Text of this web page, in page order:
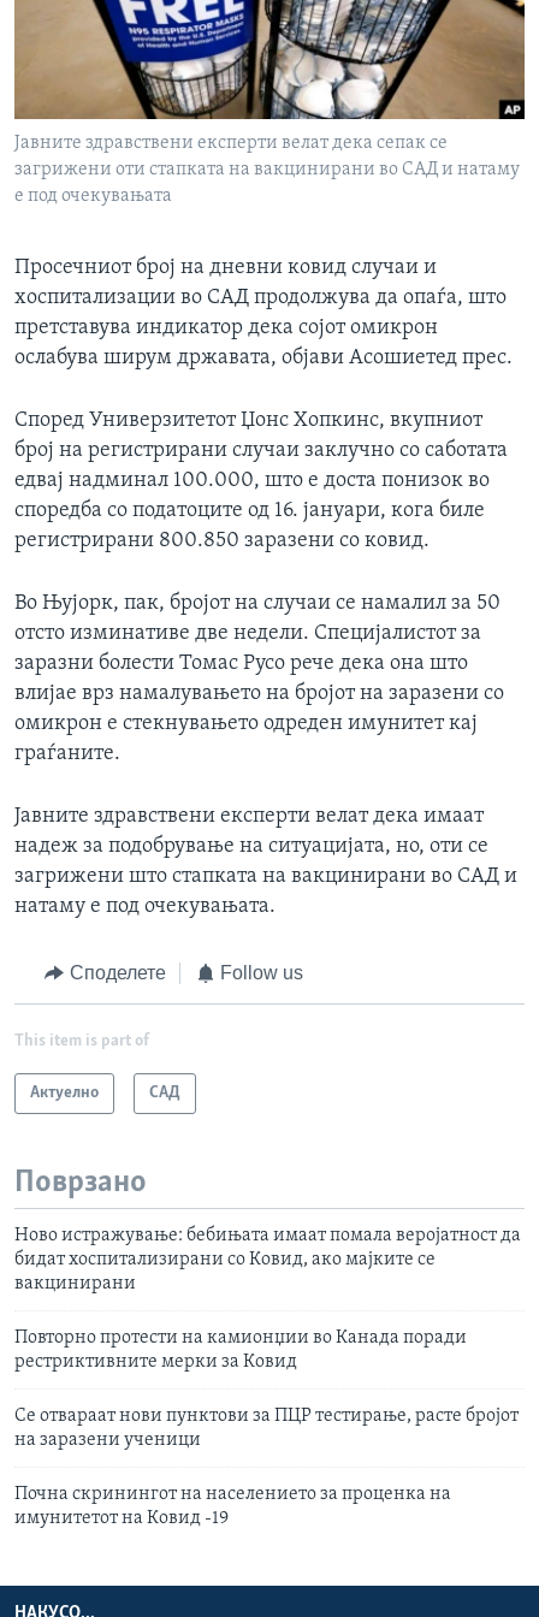
ИНТЕРВЈУА
Јавните здравствени експерти велат дека сепак се
загрижени оти стапката на вакцинирани во САД и натаму
е под очекувањата
Просечниот број на дневни ковид случаи и
хоспитализации во САД продолжува да опаѓа, што
претставува индикатор дека сојот омикрон
ослабува ширум државата, објави Асошиетед прес.
Според Универзитетот Џонс Хопкинс, вкупниот
број на регистрирани случаи заклучно со саботата
едвај надминал 100.000, што е доста понизок во
споредба со податоците од 16. јануари, кога биле
регистрирани 800.850 заразени со ковид.
Во Њујорк, пак, бројот на случаи се намалил за 50
отсто изминативе две недели. Специјалистот за
заразни болести Томас Русо рече дека она што
влијае врз намалувањето на бројот на заразени со
омикрон е стекнувањето одреден имунитет кај
граѓаните.
Јавните здравствени експерти велат дека имаат
надеж за подобрување на ситуацијата, но, оти се
загрижени што стапката на вакцинирани во САД и
натаму е под очекувањата.
Споделете Follow us
This item is part of
Актуелно САД
Поврзано
Ново истражување: бебињата имаат помала веројатност да
бидат хоспитализирани со Ковид, ако мајките се
вакцинирани
Повторно протести на камионџии во Канада поради
рестриктивните мерки за Ковид
Се отвараат нови пунктови за ПЦР тестирање, расте бројот
на заразени ученици
Почна скринингот на населението за проценка на
имунитетот на Ковид -19